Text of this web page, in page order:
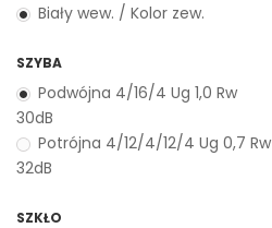
Biały wew. / Kolor zew.
SZYBA
Podwójna 4/16/4 Ug 1,0 Rw
30dB
Potrójna 4/12/4/12/4 Ug 0,7 Rw
32dB
SZKŁO